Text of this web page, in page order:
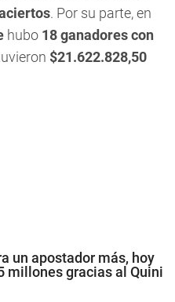
. Por su parte, en
hubo 18 ganadores con
$21.622.828,50
un apostador más, hoy
millones gracias al Quini